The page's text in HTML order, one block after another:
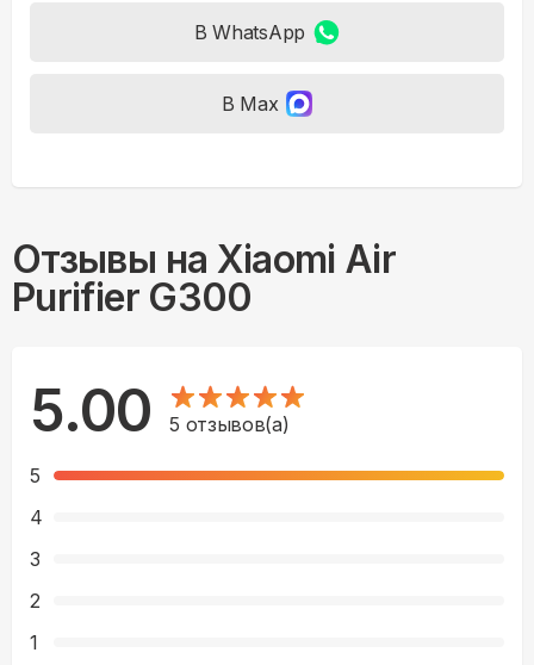
В WhatsApp
В Max
Отзывы на Xiaomi Air
Purifier G300
5.00 5 отзывов(а)
5
4
3
2
1